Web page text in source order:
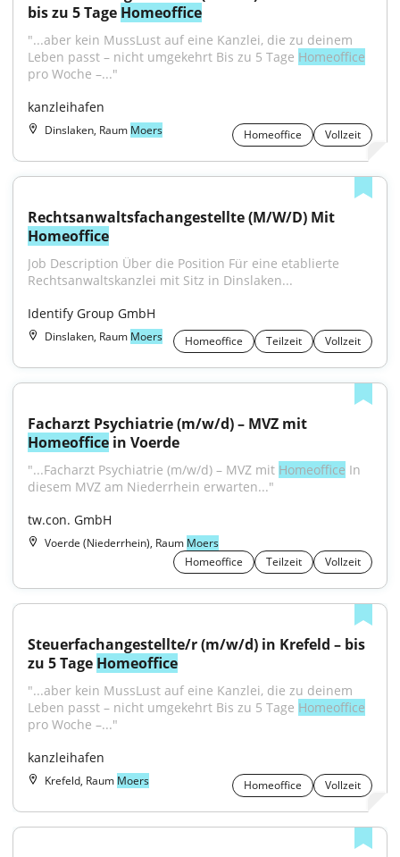
bis zu 5 Tage Homeoffice
"...aber kein MussLust auf eine Kanzlei, die zu deinem
Leben passt – nicht umgekehrt Bis zu 5 Tage Homeoffice
pro Woche –..."
kanzleihafen
Dinslaken, Raum Moers Homeoffice Vollzeit
Homeoffice
Job Description Über die Position Für eine etablierte
Rechtsanwaltskanzlei mit Sitz in Dinslaken...
Identify Group GmbH
Dinslaken, Raum Moers Homeoffice Teilzeit Vollzeit
Homeoffice in Voerde
"...Facharzt Psychiatrie (m/w/d) – MVZ mit Homeoffice In
diesem MVZ am Niederrhein erwarten..."
tw.con. GmbH
Voerde (Niederrhein), Raum Moers
Homeoffice
Teilzeit Vollzeit
Steuerfachangestellte/r (m/w/d) in Krefeld – bis
zu 5 Tage Homeoffice
"...aber kein MussLust auf eine Kanzlei, die zu deinem
Leben passt – nicht umgekehrt Bis zu 5 Tage Homeoffice
pro Woche –..."
kanzleihafen
Krefeld, Raum Moers Homeoffice Vollzeit